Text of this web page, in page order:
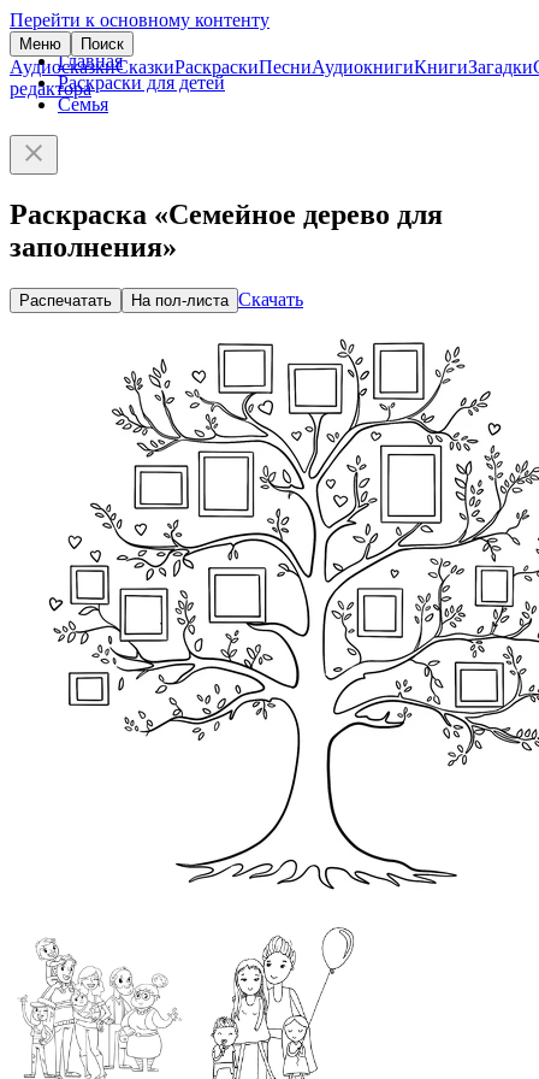
Перейти к основному контенту
Меню Поиск
АудиосказкиСказкиРаскраскиПесниАудиокнигиКнигиЗагадки
редактора
Главная
Раскраски для детей
Семья
Раскраска «Семейное дерево для
заполнения»
Распечатать На пол-листа Скачать